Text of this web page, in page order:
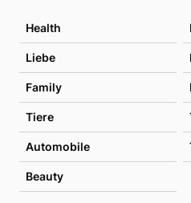
Health
Liebe
Family
Tiere
Automobile
Beauty